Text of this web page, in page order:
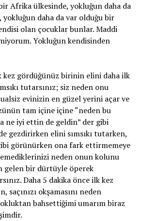
Afrika ülkesinde, yokluğun daha da
yokluğun daha da var olduğu bir
olan çocuklar bunlar. Maddi
Yokluğun kendisinden
kez gördüğünüz birinin elini daha ilk
tutarsınız; siz neden onu
evinizin en güzel yerini açar ve
tam içine içine “neden bu
ne iyi ettin de geldin” der gibi
gezdirirken elini sımsıkı tutarken,
görünürken ona fark ettirmemeye
neden onun kolunu
gelen bir dürtüyle öperek
Daha 5 dakika önce ilk kez
okşamasını neden
bahsettiğimi umarım biraz